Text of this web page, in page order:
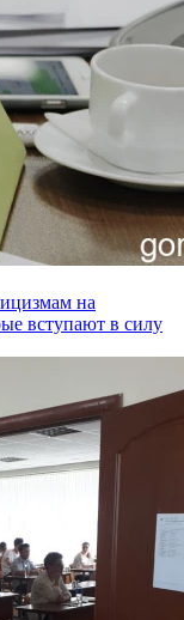
на
вступают в силу